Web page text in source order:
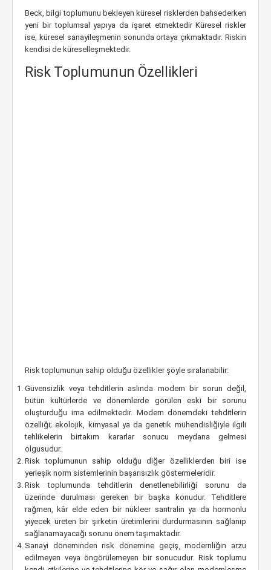
Beck, bilgi toplumunu bekleyen küresel risklerden bahsederken
yeni bir toplumsal yapıya da işaret etmektedir Küresel riskler
ise, küresel sanayileşmenin sonunda ortaya çıkmaktadır. Riskin
kendisi de küreselleşmektedir.
Risk Toplumunun Özellikleri
Risk toplumunun sahip olduğu özellikler şöyle sıralanabilir:
Güvensizlik veya tehditlerin aslında modern bir sorun değil,
bütün kültürlerde ve dönemlerde görülen eski bir sorunu
oluşturduğu ima edilmektedir. Modern dönemdeki tehditlerin
özelliği; ekolojik, kimyasal ya da genetik mühendisliğiyle ilgili
tehlikelerin birtakım kararlar sonucu meydana gelmesi
olgusudur.
Risk toplumunun sahip olduğu diğer özelliklerden biri ise
yerleşik norm sistemlerinin başarısızlık göstermeleridir.
Risk toplumunda tehditlerin denetlenebilirliği sorunu da
üzerinde durulması gereken bir başka konudur. Tehditlere
rağmen, kâr elde eden bir nükleer santralin ya da hormonlu
yiyecek üreten bir şirketin üretimlerini durdurmasının sağlanıp
sağlanamayacağı sorunu önem taşımaktadır.
Sanayi döneminden risk dönemine geçiş¸ modernliğin arzu
edilmeyen veya öngörülemeyen bir sonucudur. Risk toplumu